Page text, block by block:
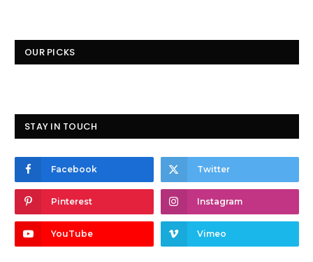
OUR PICKS
STAY IN TOUCH
Facebook Twitter
Pinterest Instagram
YouTube Vimeo